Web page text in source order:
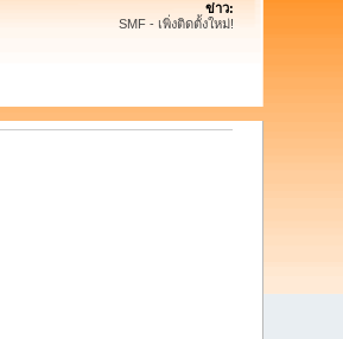
ข่าว:
SMF - เพิ่งติดตั้งใหม่!